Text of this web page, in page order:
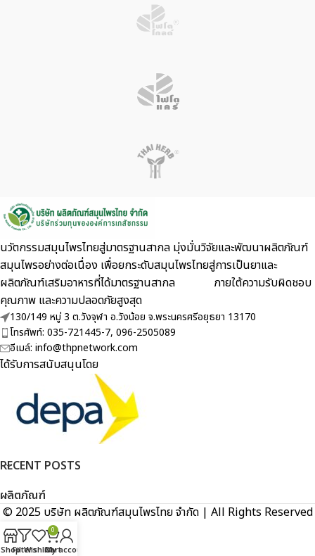
นวัตกรรมสมุนไพรไทยสู่มาตรฐานสากล มุ่งมั่นวิจัยและพัฒนาผลิตภัณฑ์
สมุนไพรอย่างต่อเนื่อง เพื่อยกระดับสมุนไพรไทยสู่การเป็นยาและ
ผลิตภัณฑ์เสริมอาหารที่ได้มาตรฐานสากล ภายใต้ความรับผิดชอบ
คุณภาพ และความปลอดภัยสูงสุด
130/149 หมู่ 3 ต.วังจุฬา อ.วังน้อย จ.พระนครศรีอยุธยา 13170
โทรศัพท์: 035-721445-7, 096-2505089
อีเมล์: info@thpnetwork.com
ได้รับการสนับสนุนโดย
RECENT POSTS
ผลิตภัณฑ์
© 2025 บริษัท ผลิตภัณฑ์สมุนไพรไทย จำกัด | All Rights Reserved
ShopFiltersWishlist
0
Cart
My account